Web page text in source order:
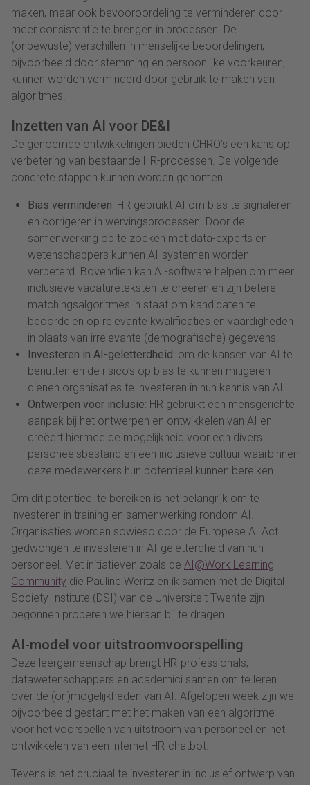
maken, maar ook bevooroordeling te verminderen door
meer consistentie te brengen in processen. De
(onbewuste) verschillen in menselijke beoordelingen,
bijvoorbeeld door stemming en persoonlijke voorkeuren,
kunnen worden verminderd door gebruik te maken van
algoritmes.
Inzetten van AI voor DE&I
De genoemde ontwikkelingen bieden CHRO’s een kans op
verbetering van bestaande HR-processen. De volgende
concrete stappen kunnen worden genomen:
Bias verminderen: HR gebruikt AI om bias te signaleren
en corrigeren in wervingsprocessen. Door de
samenwerking op te zoeken met data-experts en
wetenschappers kunnen AI-systemen worden
verbeterd. Bovendien kan AI-software helpen om meer
inclusieve vacatureteksten te creëren en zijn betere
matchingsalgoritmes in staat om kandidaten te
beoordelen op relevante kwalificaties en vaardigheden
in plaats van irrelevante (demografische) gegevens.
Investeren in AI-geletterdheid: om de kansen van AI te
benutten en de risico’s op bias te kunnen mitigeren
dienen organisaties te investeren in hun kennis van AI.
Ontwerpen voor inclusie: HR gebruikt een mensgerichte
aanpak bij het ontwerpen en ontwikkelen van AI en
creëert hiermee de mogelijkheid voor een divers
personeelsbestand en een inclusieve cultuur waarbinnen
deze medewerkers hun potentieel kunnen bereiken.
Om dit potentieel te bereiken is het belangrijk om te
investeren in training en samenwerking rondom AI.
Organisaties worden sowieso door de Europese AI Act
gedwongen te investeren in AI-geletterdheid van hun
personeel. Met initiatieven zoals de AI@Work Learning
Community die Pauline Weritz en ik samen met de Digital
Society Institute (DSI) van de Universiteit Twente zijn
begonnen proberen we hieraan bij te dragen.
AI-model voor uitstroomvoorspelling
Deze leergemeenschap brengt HR-professionals,
datawetenschappers en academici samen om te leren
over de (on)mogelijkheden van AI. Afgelopen week zijn we
bijvoorbeeld gestart met het maken van een algoritme
voor het voorspellen van uitstroom van personeel en het
ontwikkelen van een internet HR-chatbot.
Tevens is het cruciaal te investeren in inclusief ontwerp van